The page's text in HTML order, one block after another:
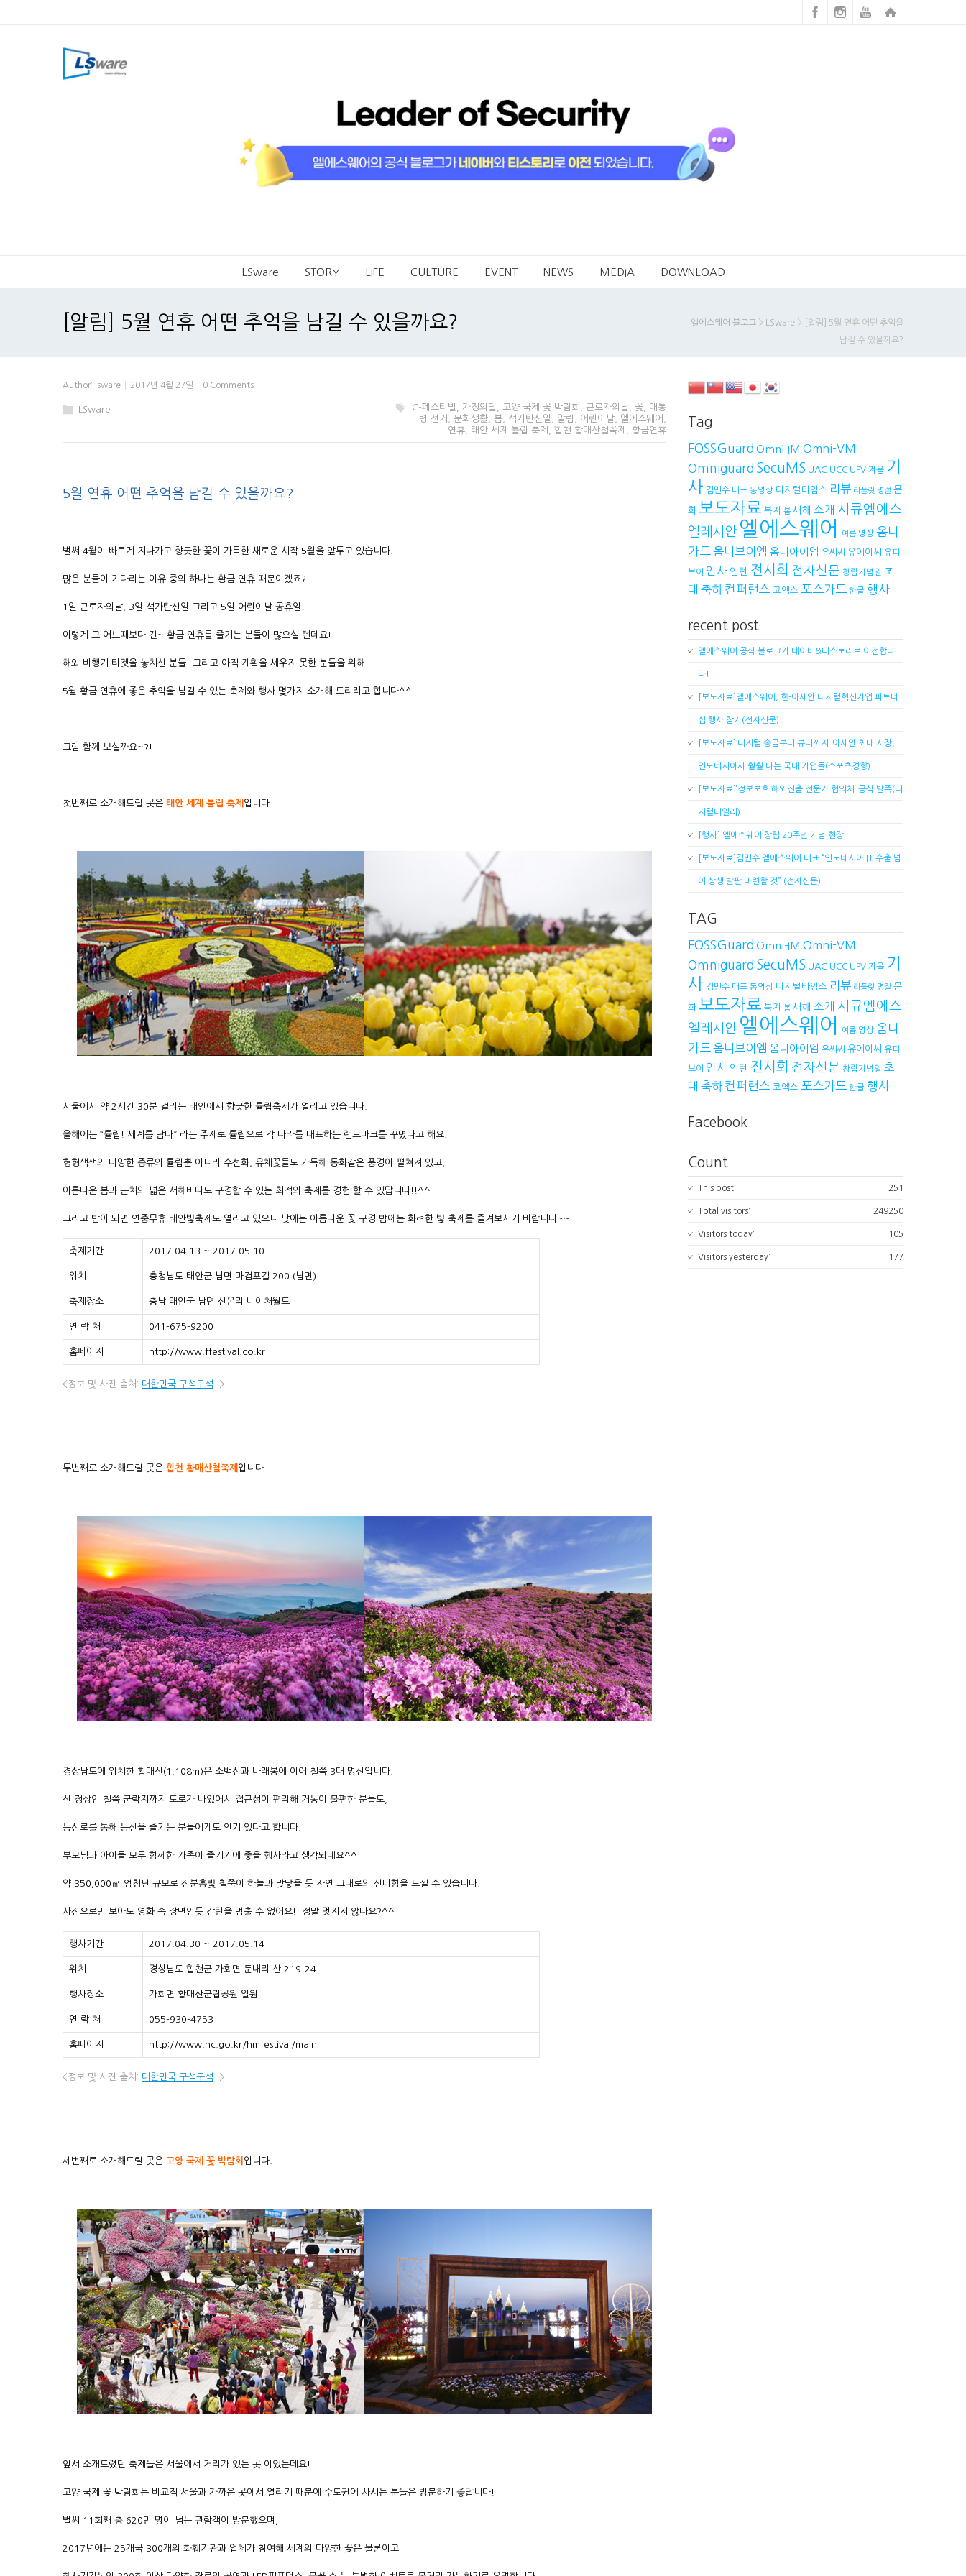
LSware STORY LIFE CULTURE EVENT NEWS MEDIA DOWNLOAD
[알림] 5월 연휴 어떤 추억을 남길 수 있을까요? 엘에스웨어 블로그 > LSware >
[알림] 5월 연휴 어떤 추억을
남길 수 있을까요?
Author: lsware 2017년 4월 27일 0 Comments
LSware C-페스티벌 가정의달 고양 국제 꽃 박람회 근로자의날 꽃
대통
령 선거
문화생활 봄 석가탄신일 알림 어린이날 엘에스웨어
연휴
태안 세계 튤립 축제 합천 황매산철쭉제 황금연휴
5월 연휴 어떤 추억을 남길 수 있을까요?
벌써 4월이 빠르게 지나가고 향긋한 꽃이 가득한 새로운 시작 5월을 앞두고 있습니다.
많은 분들이 기다리는 이유 중의 하나는 황금 연휴 때문이겠죠?
1일 근로자의날, 3일 석가탄신일 그리고 5일 어린이날 공휴일!
이렇게 그 어느때보다 긴~ 황금 연휴를 즐기는 분들이 많으실 텐데요!
해외 비행기 티켓을 놓치신 분들! 그리고 아직 계획을 세우지 못한 분들을 위해
5월 황금 연휴에 좋은 추억을 남길 수 있는 축제와 행사 몇가지 소개해 드리려고 합니다^^
그럼 함께 보실까요~?!
첫번째로 소개해드릴 곳은 태안 세계 튤립 축제 입니다.
서울에서 약 2시간 30분 걸리는 태안에서 향긋한 튤립축제가 열리고 있습니다.
올해에는 “튤립! 세계를 담다” 라는 주제로 튤립으로 각 나라를 대표하는 랜드마크를 꾸몄다고 해요.
형형색색의 다양한 종류의 튤립뿐 아니라 수선화, 유채꽃들도 가득해 동화같은 풍경이 펼쳐져 있고,
아름다운 봄과 근처의 넓은 서해바다도 구경할 수 있는 최적의 축제를 경험 할 수 있답니다!!^^
그리고 밤이 되면 연중무휴 태안빛축제도 열리고 있으니 낮에는 아름다운 꽃 구경 밤에는 화려한 빛 축제를 즐겨보시기 바랍니다~~
축제기간 2017.04.13 ~ 2017.05.10
위치 충청남도 태안군 남면 마검포길 200 (남면)
축제장소 충남 태안군 남면 신온리 네이처월드
연 락 처 041-675-9200
홈페이지 http://www.ffestival.co.kr
<정보 및 사진 출처: 대한민국 구석구석 >
두번째로 소개해드릴 곳은 합천 황매산철쭉제 입니다.
경상남도에 위치한 황매산(1,108m)은 소백산과 바래봉에 이어 철쭉 3대 명산입니다.
산 정상인 철쭉 군락지까지 도로가 나있어서 접근성이 편리해 거동이 불편한 분들도,
등산로를 통해 등산을 즐기는 분들에게도 인기 있다고 합니다.
부모님과 아이들 모두 함께한 가족이 즐기기에 좋을 행사라고 생각되네요^^
약 350,000㎡ 엄청난 규모로 진분홍빛 철쭉이 하늘과 맞닿을 듯 자연 그대로의 신비함을 느낄 수 있습니다.
사진으로만 보아도 영화 속 장면인듯 감탄을 멈출 수 없어요! 정말 멋지지 않나요?^^
행사기간 2017.04.30 ~ 2017.05.14
위치 경상남도 합천군 가회면 둔내리 산 219-24
행사장소 가회면 황매산군립공원 일원
연 락 처 055-930-4753
홈페이지 http://www.hc.go.kr/hmfestival/main
<정보 및 사진 출처: 대한민국 구석구석 >
세번째로 소개해드릴 곳은 고양 국제 꽃 박람회 입니다.
앞서 소개드렸던 축제들은 서울에서 거리가 있는 곳 이었는데요!
고양 국제 꽃 박람회는 비교적 서울과 가까운 곳에서 열리기 때문에 수도권에 사시는 분들은 방문하기 좋답니다!
벌써 11회째 총 620만 명이 넘는 관람객이 방문했으며,
2017년에는 25개국 300개의 화훼기관과 업체가 참여해 세계의 다양한 꽃은 물론이고
Tag
FOSSGuard Omni-IM Omni-VM
Omniguard SecuMS UAC UCC UPV 겨울 기
사 김민수 대표 동영상 디지털타임스 리뷰 리플릿 명절 문
화 보도자료 복지 봄 새해 소개 시큐엠에스
엘레시안 엘에스웨어 여름 영상 옴니
가드 옴니브이엠 옴니아이엠 유씨씨 유에이씨 유피
브이 인사 인턴 전시회 전자신문 창립기념일 초
대 축하 컨퍼런스 코엑스 포스가드 한글 행사
recent post
엘에스웨어 공식 블로그가 네이버&티스토리로 이전합니
다!
[보도자료]엘에스웨어, 한-아세안 디지털혁신기업 파트너
십 행사 참가(전자신문)
[보도자료]‘디지털 송금부터 뷰티까지’ 아세안 최대 시장,
인도네시아서 훨훨 나는 국내 기업들(스포츠경향)
[보도자료]’정보보호 해외진출 전문가 협의체’ 공식 발족(디
지털데일리)
[행사] 엘에스웨어 창립 20주년 기념 현장
[보도자료]김민수 엘에스웨어 대표 “인도네시아 IT 수출 넘
어 상생 발판 마련할 것” (전자신문)
TAG
FOSSGuard Omni-IM Omni-VM
Omniguard SecuMS UAC UCC UPV 겨울 기
사 김민수 대표 동영상 디지털타임스 리뷰 리플릿 명절 문
화 보도자료 복지 봄 새해 소개 시큐엠에스
엘레시안 엘에스웨어 여름 영상 옴니
가드 옴니브이엠 옴니아이엠 유씨씨 유에이씨 유피
브이 인사 인턴 전시회 전자신문 창립기념일 초
대 축하 컨퍼런스 코엑스 포스가드 한글 행사
Facebook
Count
251
This post:
249250
Total visitors:
105
Visitors today:
177
Visitors yesterday: